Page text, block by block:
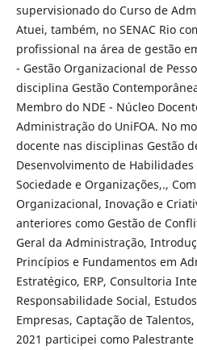
supervisionado do Curso de
Atuei, também, no SENAC Rio
profissional na área de gestão
- Gestão Organizacional de
disciplina Gestão
Membro do NDE - Núcleo
Administração do UniFOA. No
docente nas disciplinas Gestão
Desenvolvimento de Habilidades
Sociedade e Organizações,.,
Organizacional, Inovação e
anteriores como Gestão de
Geral da Administração,
Princípios e Fundamentos em
Estratégico, ERP, Consultoria
Responsabilidade Social,
Empresas, Captação de
2021 participei como